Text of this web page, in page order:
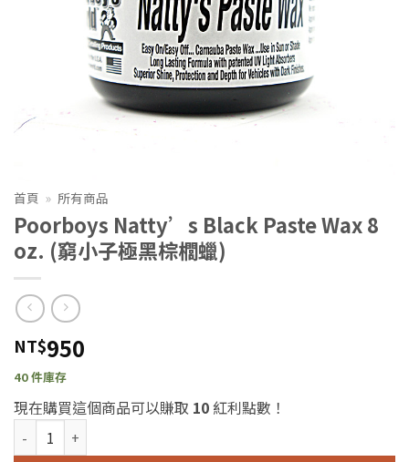
首頁 » 所有商品
Poorboys Natty’s Black Paste Wax 8
oz. (窮小子極黑棕櫚蠟)
NT$950
40 件庫存
現在購買這個商品可以賺取 10紅利點數！
Poorboys Natty's Black Paste Wax 8 oz. (窮小子極黑棕櫚蠟) 數